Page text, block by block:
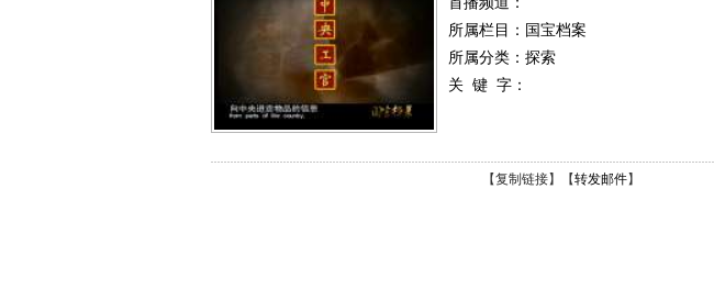
所属栏目： 国宝档案
所属分类：探索
关 键 字：
【复制链接】【转发邮件】